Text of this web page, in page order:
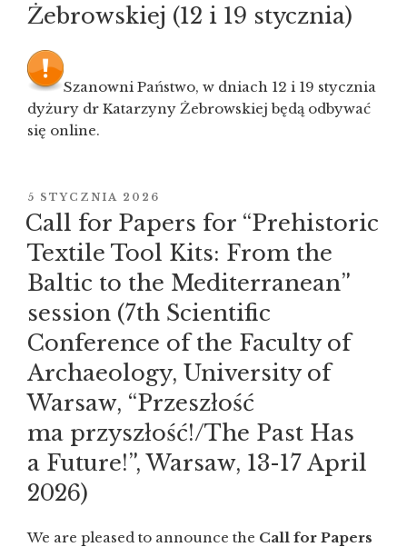
Żebrowskiej (12 i 19 stycznia)
Szanowni Państwo, w dniach 12 i 19 stycznia
dyżury dr Katarzyny Żebrowskiej będą odbywać
się online.
OPUBLIKOWANE
W
5 STYCZNIA 2026
Call for Papers for “Prehistoric
Textile Tool Kits: From the
Baltic to the Mediterranean”
session (7th Scientific
Conference of the Faculty of
Archaeology, University of
Warsaw, “Przeszłość
ma przyszłość!/The Past Has
a Future!”, Warsaw, 13-17 April
2026)
We are pleased to announce the Call for Papers